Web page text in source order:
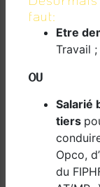
faut:
Etre
Travail ;
OU
Salarié
tiers
Opco,
du
PARTENAIRE
ROUTE
Que vous
votre premier
conducteur
ses
Conduite à
Avec nos
formation
préparation à
partenaire